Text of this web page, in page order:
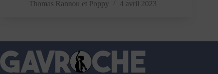
anti-
La
chasse
aux
plus
Thomas Rannou et Poppy 4 avril 2023